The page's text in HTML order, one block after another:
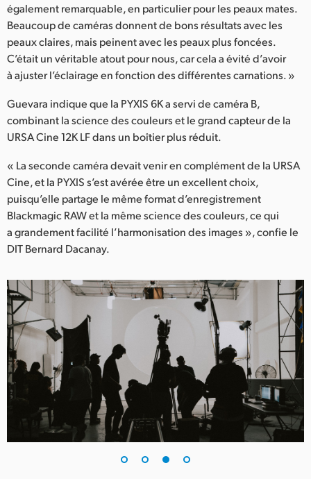
également remarquable, en particulier pour les peaux mates.
Beaucoup de caméras donnent de bons résultats avec les
peaux claires, mais peinent avec les peaux plus foncées.
C’était un véritable atout pour nous, car cela a évité d’avoir
à ajuster l’éclairage en fonction des différentes carnations. »
Guevara indique que la PYXIS 6K a servi de caméra B,
combinant la science des couleurs et le grand capteur de la
URSA Cine 12K LF dans un boîtier plus réduit.
« La seconde caméra devait venir en complément de la URSA
Cine, et la PYXIS s’est avérée être un excellent choix,
puisqu’elle partage le même format d’enregistrement
Blackmagic RAW et la même science des couleurs, ce qui
a grandement facilité l’harmonisation des images », confie le
DIT Bernard Dacanay.